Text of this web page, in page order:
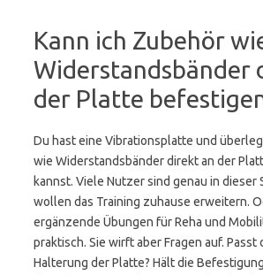
Kann ich Zubehör
Widerstandsbänder
der Platte
Du hast eine Vibrationsplatte und
wie Widerstandsbänder direkt an der
kannst. Viele Nutzer sind genau in dieser
wollen das Training zuhause erweitern.
ergänzende Übungen für Reha und
praktisch. Sie wirft aber Fragen auf. Passt
Halterung der Platte? Hält die